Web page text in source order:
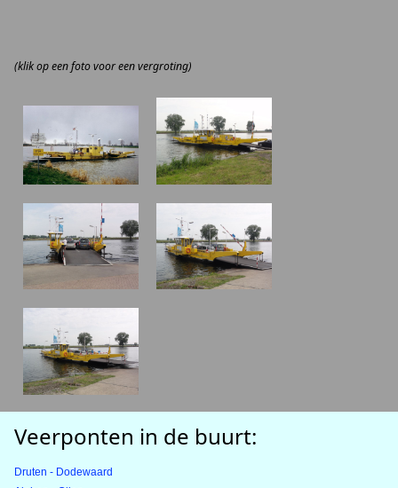
(klik op een foto voor een vergroting)
Veerponten in de buurt:
Druten - Dodewaard